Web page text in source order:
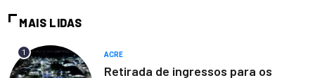
MAIS LIDAS
1 ACRE
Retirada de ingressos para os